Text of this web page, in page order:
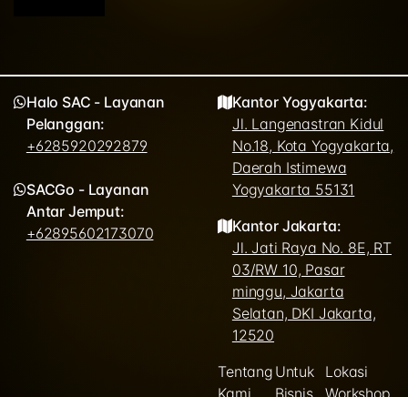
Halo SAC - Layanan
Pelanggan:
+6285920292879
SACGo - Layanan
Antar Jemput:
+62895602173070
Kantor Yogyakarta:
Jl. Langenastran Kidul
No.18, Kota Yogyakarta,
Daerah Istimewa
Yogyakarta 55131
Kantor Jakarta:
Jl. Jati Raya No. 8E, RT
03/RW 10, Pasar
minggu, Jakarta
Selatan, DKI Jakarta,
12520
Tentang
Kami
Untuk
Bisnis
Lokasi
Workshop